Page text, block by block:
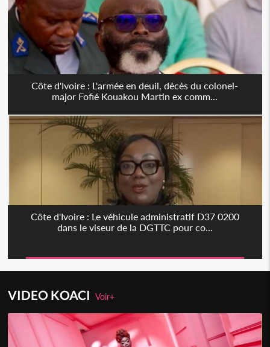
Côte d'Ivoire : L'armée en deuil, décès du colonel-
major Fofié Kouakou Martin ex comm...
Côte d'Ivoire : Le véhicule administratif D37 0200
dans le viseur de la DGTTC pour co...
VIDEO KOACIVoir+